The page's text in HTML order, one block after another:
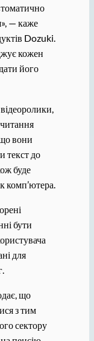
— каже
Dozuki.
кожен
його
вони
текст до
буде
комп’ютера.
бути
для
що
з тим
сектору